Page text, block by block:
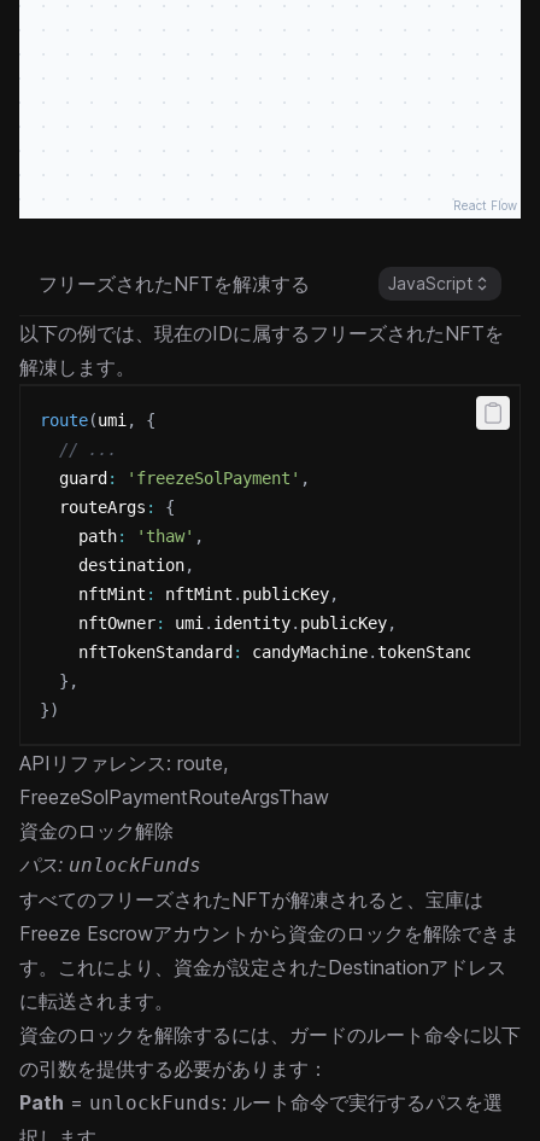
React Flow
フリーズされたNFTを解凍する JavaScript
以下の例では、現在のIDに属するフリーズされたNFTを
解凍します。
route(umi ,
{
// ...
  guard
: 'freezeSolPayment' ,
  routeArgs
:
{
    path
: 'thaw' ,
    destination
,
    nftMint
: nftMint . publicKey,
    nftOwner
: umi . identity. publicKey,
    nftTokenStandard
: candyMachine.tokenStandard
} ,
})
APIリファレンス: route,
FreezeSolPaymentRouteArgsThaw
資金のロック解除
パス: unlockFunds
すべてのフリーズされたNFTが解凍されると、宝庫は
Freeze Escrowアカウントから資金のロックを解除できま
す。これにより、資金が設定されたDestinationアドレス
に転送されます。
資金のロックを解除するには、ガードのルート命令に以下
の引数を提供する必要があります：
Path = unlockFunds: ルート命令で実行するパスを選